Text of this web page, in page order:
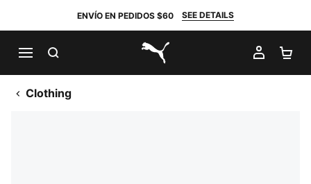
ENVÍO EN PEDIDOS $60 SEE DETAILS
PUMA.com
MI
Clothing